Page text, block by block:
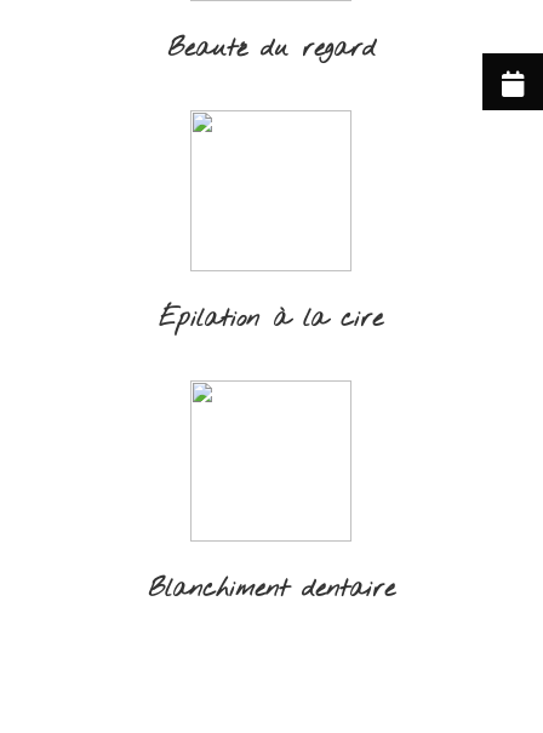
Beauté du regard
Épilation à la cire
Blanchiment dentaire